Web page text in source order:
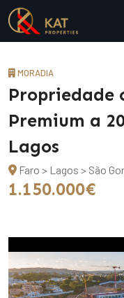
MORADIA
Propriedade
Premium a
Lagos
Faro > Lagos > São
1.150.000€